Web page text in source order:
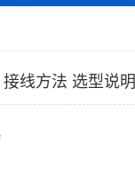
线方法 选型说明